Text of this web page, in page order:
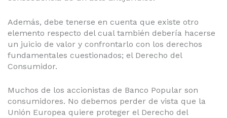
Además, debe tenerse en cuenta que existe otro
elemento respecto del cual también debería hacerse
un juicio de valor y confrontarlo con los derechos
fundamentales cuestionados; el Derecho del
Consumidor.
Muchos de los accionistas de Banco Popular son
consumidores. No debemos perder de vista que la
Unión Europea quiere proteger el Derecho del